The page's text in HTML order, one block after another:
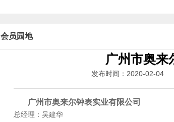
会员园地
广州市奥来
发布时间：2020-02-04
广州市奥来尔钟表实业有限公司
总经理：吴建华